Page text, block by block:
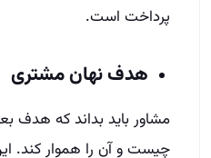
پرداخت است.
هدف نهان مشتری
مشاور باید بداند که هدف
چیست و آن را هموار کند.